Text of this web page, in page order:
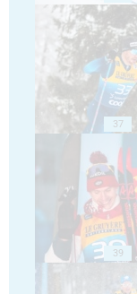
37
39